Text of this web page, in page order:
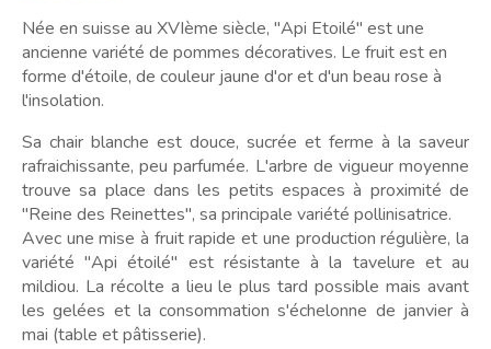
Née en suisse au XVIème siècle, "Api Etoilé" est une
ancienne variété de pommes décoratives. Le fruit est en
forme d'étoile, de couleur jaune d'or et d'un beau rose à
l'insolation.
Sa chair blanche est douce, sucrée et ferme à la saveur
rafraichissante, peu parfumée. L'arbre de vigueur moyenne
trouve sa place dans les petits espaces à proximité de
"Reine des Reinettes", sa principale variété pollinisatrice.
Avec une mise à fruit rapide et une production régulière, la
variété "Api étoilé" est résistante à la tavelure et au
mildiou. La récolte a lieu le plus tard possible mais avant
les gelées et la consommation s'échelonne de janvier à
mai (table et pâtisserie).